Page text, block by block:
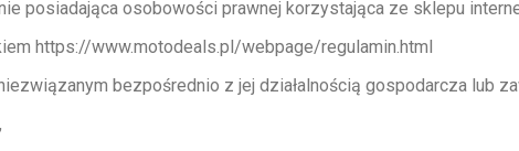
posiadająca osobowości prawnej korzystająca ze sklepu
https://www.motodeals.pl/webpage/regulamin.html
bezpośrednio z jej działalnością gospodarcza lub